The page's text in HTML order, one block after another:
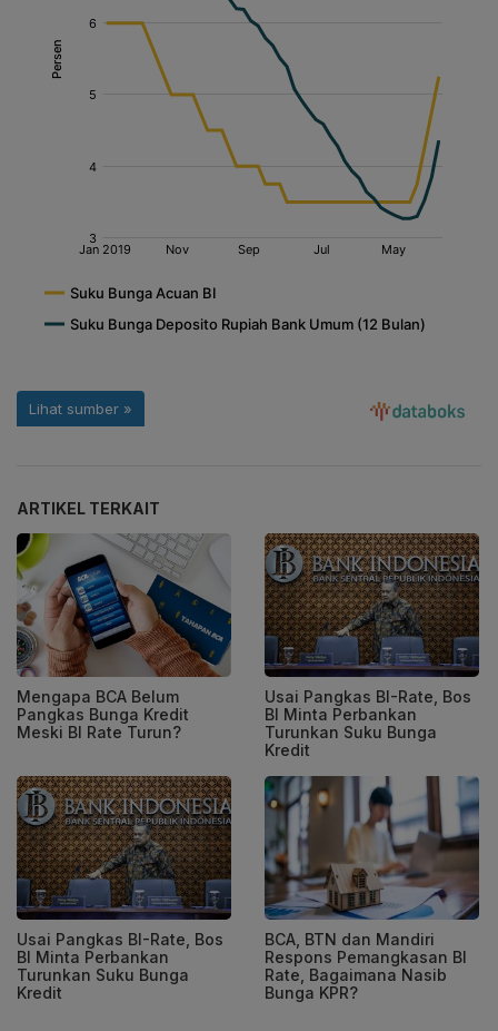
ARTIKEL TERKAIT
Mengapa BCA Belum
Pangkas Bunga Kredit
Meski BI Rate Turun?
Usai Pangkas BI-Rate, Bos
BI Minta Perbankan
Turunkan Suku Bunga
Kredit
Usai Pangkas BI-Rate, Bos
BI Minta Perbankan
Turunkan Suku Bunga
Kredit
BCA, BTN dan Mandiri
Respons Pemangkasan BI
Rate, Bagaimana Nasib
Bunga KPR?